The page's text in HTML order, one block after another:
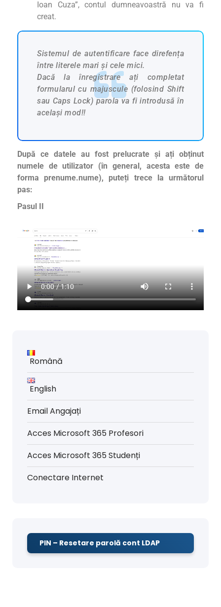
Ioan Cuza”, contul dumneavoastră nu va fi
creat.
Sistemul de autentificare face direfența
între literele mari și cele mici.
Dacă la înregistrare ați completat
formularul cu majuscule (folosind Shift
sau Caps Lock) parola va fi introdusă în
același mod!!
După ce datele au fost prelucrate și ați obținut
numele de utilizator (în general, acesta este de
forma prenume.nume), puteți trece la următorul
pas:
Pasul II
Română
English
Email Angajați
Acces Microsoft 365 Profesori
Acces Microsoft 365 Studenți
Conectare Internet
PIN – Resetare parolă cont LDAP